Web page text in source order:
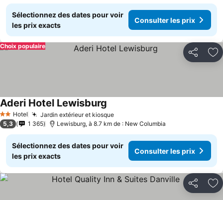
Sélectionnez des dates pour voir
les prix exacts
Consulter les prix
Partager
Choix populaire
2 Étoiles
Hotel Jardin extérieur et kiosque
Aderi Hotel Lewisburg
5,3 1 365 Lewisburg, à 8.7 km de : New Columbia
Sélectionnez des dates pour voir
les prix exacts
Consulter les prix
Partager